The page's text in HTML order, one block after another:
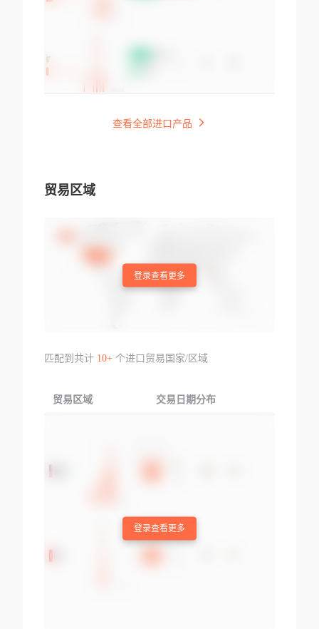
查看全部进口产品
贸易区域
登录查看更多
匹配到共计 10+个进口贸易国家/区域
贸易区域 交易日期分布
登录查看更多